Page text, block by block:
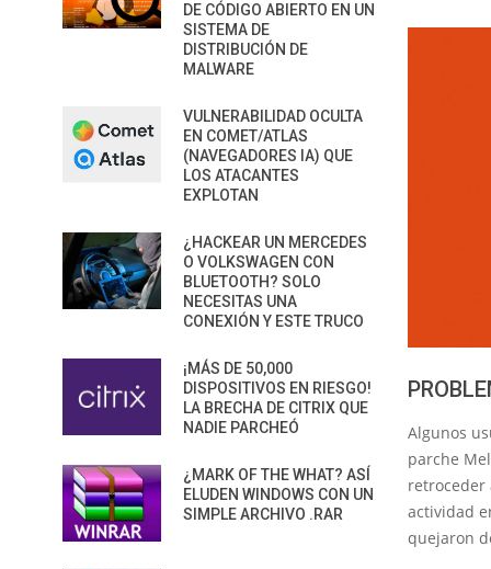
Algunos
parche
retroceder
actividad
quejaron
DE CÓDIGO ABIERTO EN UN
SISTEMA DE
DISTRIBUCIÓN DE
MALWARE
VULNERABILIDAD OCULTA
EN COMET/ATLAS
(NAVEGADORES IA) QUE
LOS ATACANTES
EXPLOTAN
¿HACKEAR UN MERCEDES
O VOLKSWAGEN CON
BLUETOOTH? SOLO
NECESITAS UNA
CONEXIÓN Y ESTE TRUCO
¡MÁS DE 50,000
DISPOSITIVOS EN RIESGO!
LA BRECHA DE CITRIX QUE
NADIE PARCHEÓ
¿MARK OF THE WHAT? ASÍ
ELUDEN WINDOWS CON UN
SIMPLE ARCHIVO .RAR